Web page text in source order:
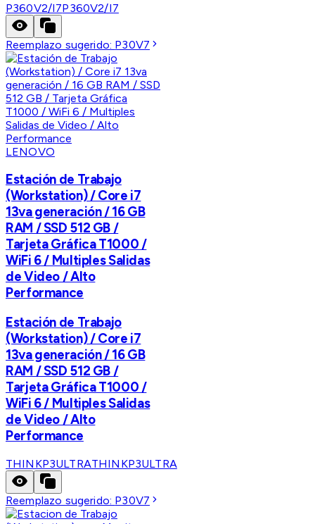
P360V2/I7P360V2/I7
Reemplazo sugerido: P30V7
LENOVO
Estación de Trabajo
(Workstation) / Core i7
13va generación / 16 GB
RAM / SSD 512 GB /
Tarjeta Gráfica T1000 /
WiFi 6 / Multiples Salidas
de Video / Alto
Performance
Estación de Trabajo
(Workstation) / Core i7
13va generación / 16 GB
RAM / SSD 512 GB /
Tarjeta Gráfica T1000 /
WiFi 6 / Multiples Salidas
de Video / Alto
Performance
THINKP3ULTRATHINKP3ULTRA
Reemplazo sugerido: P30V7